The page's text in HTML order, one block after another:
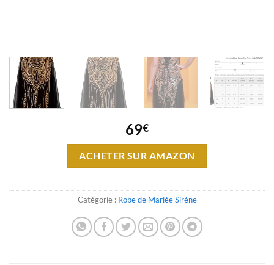
69€
ACHETER SUR AMAZON
Catégorie : Robe de Mariée Sirène